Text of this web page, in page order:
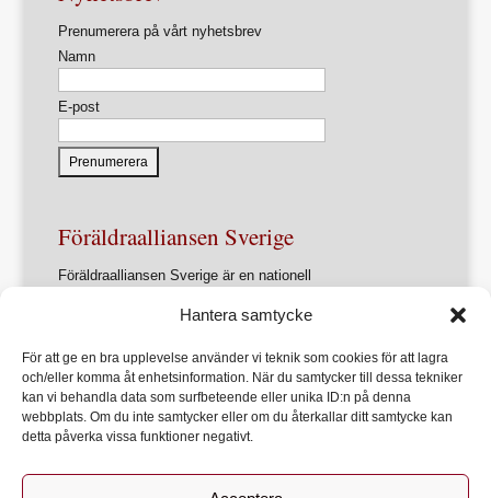
Hantera samtycke
För att ge en bra upplevelse använder vi teknik som cookies för att lagra
och/eller komma åt enhetsinformation. När du samtycker till dessa tekniker
kan vi behandla data som surfbeteende eller unika ID:n på denna
webbplats. Om du inte samtycker eller om du återkallar ditt samtycke kan
detta påverka vissa funktioner negativt.
Prenumerera på vårt nyhetsbrev
Namn
E-post
Föräldraalliansen Sverige
Föräldraalliansen Sverige är en nationell
föräldrasammanslutningar.
Förbundets övergripande ändamål är att ur ett
föräldraperspektiv verka för en utveckling av samhället
som främjar varje barns allsidiga utveckling, lärande och
hälsa